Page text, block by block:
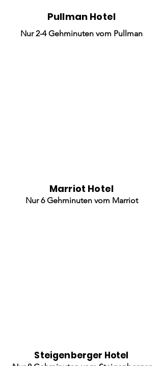
Pullman Hotel
Nur 2-4 Gehminuten vom Pullman
Marriot Hotel
Nur 6 Gehminuten vom Marriot
Steigenberger Hotel